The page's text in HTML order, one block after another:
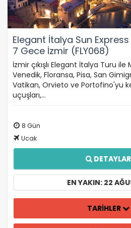
Elegant İtalya Sun Express
7 Gece İzmir (FLY068)
İzmir çıkışlı Elegant İtalya Turu
Venedik, Floransa, Pisa, San
Vatikan, Orvieto ve Portofino'yu
uçuşları,…
8 Gün
Ucak
DETAYLAR
EN YAKIN: 22
TARİHLER